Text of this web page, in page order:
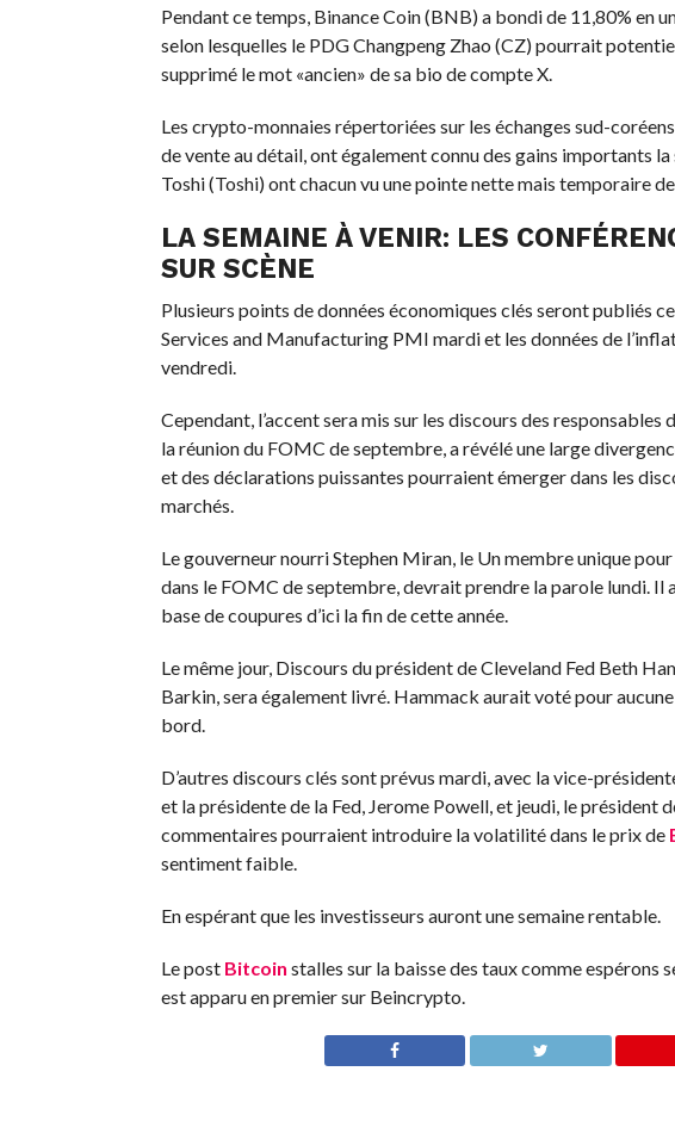
Pendant ce temps, Binance Coin (BNB) a bondi de 11,80% en
selon lesquelles le PDG Changpeng Zhao (CZ) pourrait
supprimé le mot «ancien» de sa bio de compte X.
Les crypto-monnaies répertoriées sur les échanges sud-
de vente au détail, ont également connu des gains importants
Toshi (Toshi) ont chacun vu une pointe nette mais temporaire
LA SEMAINE À VENIR: LES
SUR SCÈNE
Plusieurs points de données économiques clés seront publiés
Services and Manufacturing PMI mardi et les données de
vendredi.
Cependant, l’accent sera mis sur les discours des responsables
la réunion du FOMC de septembre, a révélé une large
et des déclarations puissantes pourraient émerger dans les
marchés.
Le gouverneur nourri Stephen Miran, le Un membre unique
dans le FOMC de septembre, devrait prendre la parole lundi. Il
base de coupures d’ici la fin de cette année.
Le même jour, Discours du président de Cleveland Fed Beth
Barkin, sera également livré. Hammack aurait voté pour
bord.
D’autres discours clés sont prévus mardi, avec la vice-
et la présidente de la Fed, Jerome Powell, et jeudi, le président
commentaires pourraient introduire la volatilité dans le prix de
sentiment faible.
En espérant que les investisseurs auront une semaine rentable.
Le post Bitcoin stalles sur la baisse des taux comme
est apparu en premier sur Beincrypto.